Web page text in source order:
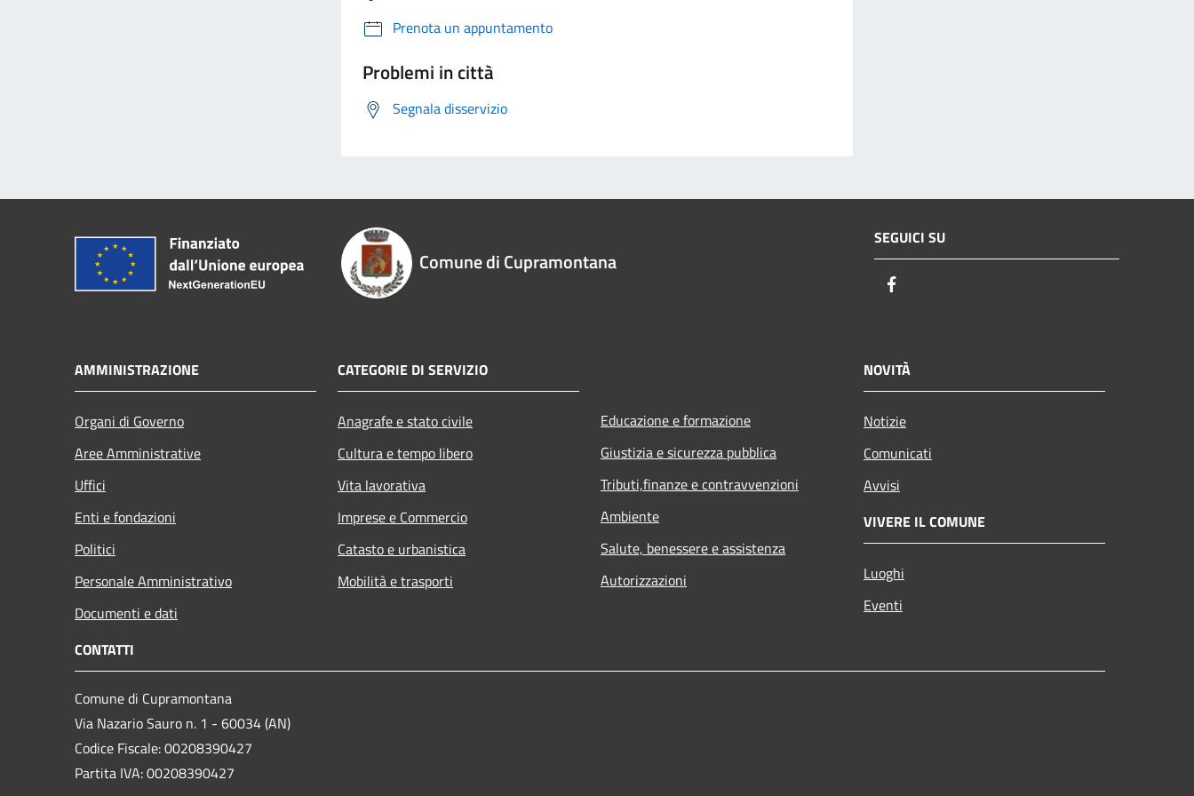
Prenota un appuntamento
Problemi in città
Segnala disservizio
Comune di Cupramontana
SEGUICI SU
AMMINISTRAZIONE
Organi di Governo
Aree Amministrative
Uffici
Enti e fondazioni
Politici
Personale Amministrativo
Documenti e dati
CATEGORIE DI SERVIZIO
Anagrafe e stato civile
Cultura e tempo libero
Vita lavorativa
Imprese e Commercio
Catasto e urbanistica
Mobilità e trasporti
Educazione e formazione
Giustizia e sicurezza pubblica
Tributi,finanze e contravvenzioni
Ambiente
Salute, benessere e assistenza
Autorizzazioni
NOVITÀ
Notizie
Comunicati
Avvisi
VIVERE IL COMUNE
Luoghi
Eventi
CONTATTI
Comune di Cupramontana
Via Nazario Sauro n. 1 - 60034 (AN)
Codice Fiscale: 00208390427
Partita IVA: 00208390427